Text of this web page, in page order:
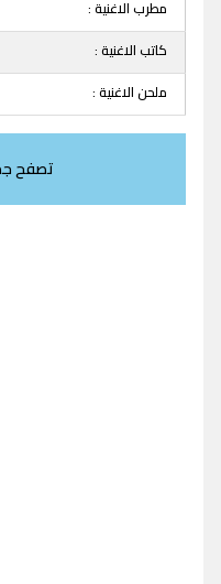
مطرب الاغنية :
كاتب الاغنية :
ملحن الاغنية :
تصفح